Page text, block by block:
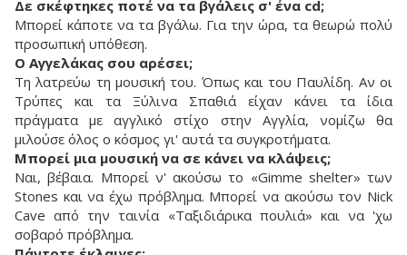
Δε σκέφτηκες ποτέ να τα βγάλεις σ' ένα cd;
Μπορεί κάποτε να τα βγάλω. Για την ώρα, τα θεωρώ πολύ
προσωπική υπόθεση.
Ο Αγγελάκας σου αρέσει;
Τη λατρεύω τη μουσική του. Όπως και του Παυλίδη. Αν οι
Τρύπες και τα Ξύλινα Σπαθιά είχαν κάνει τα ίδια
πράγματα με αγγλικό στίχο στην Αγγλία, νομίζω θα
μιλούσε όλος ο κόσμος γι' αυτά τα συγκροτήματα.
Μπορεί μια μουσική να σε κάνει να κλάψεις;
Ναι, βέβαια. Μπορεί ν' ακούσω το «Gimme shelter» των
Stones και να έχω πρόβλημα. Μπορεί να ακούσω τον Nick
Cave από την ταινία «Ταξιδιάρικα πουλιά» και να 'χω
σοβαρό πρόβλημα.